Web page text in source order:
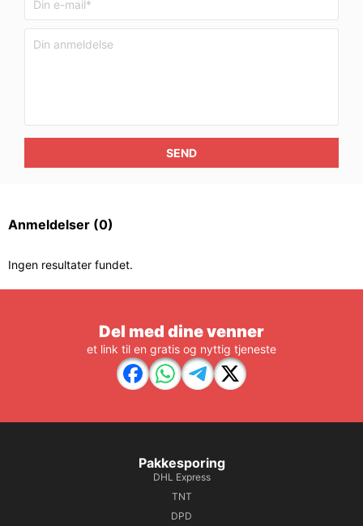
SEND
Anmeldelser (0)
Ingen resultater fundet.
Del med dine venner
et link til en gratis og nyttig tjeneste
Pakkesporing
DHL Express
TNT
DPD